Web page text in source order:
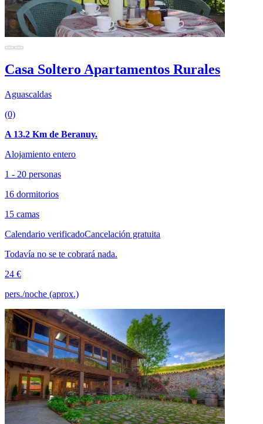
Casa Soltero Apartamentos Rurales
Aguascaldas
(0)
A 13.2 Km de Beranuy.
Alojamiento entero
1 - 20 personas
16 dormitorios
15 camas
Calendario verificadoCancelación gratuita
Todavía no se te cobrará nada.
24 €
pers./noche (aprox.)